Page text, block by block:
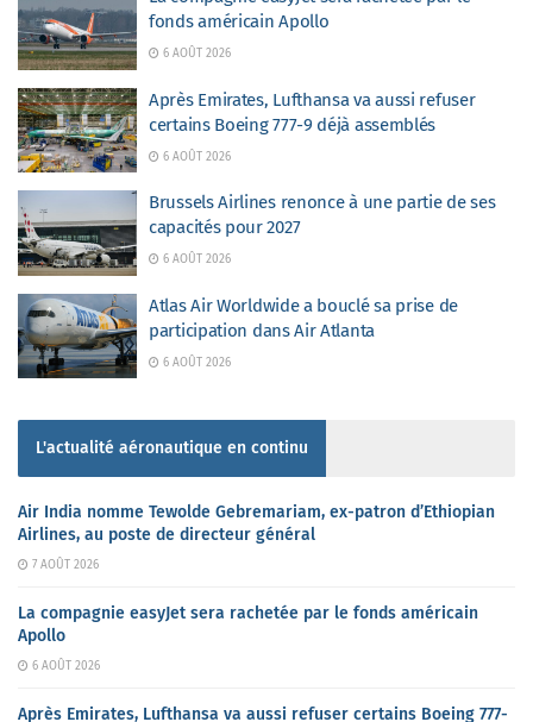
fonds américain Apollo
6 AOÛT 2026
Après Emirates, Lufthansa va aussi refuser
certains Boeing 777-9 déjà assemblés
6 AOÛT 2026
Brussels Airlines renonce à une partie de ses
capacités pour 2027
6 AOÛT 2026
Atlas Air Worldwide a bouclé sa prise de
participation dans Air Atlanta
6 AOÛT 2026
L'actualité aéronautique en continu
Air India nomme Tewolde Gebremariam, ex-patron d’Ethiopian
Airlines, au poste de directeur général
7 AOÛT 2026
La compagnie easyJet sera rachetée par le fonds américain
Apollo
6 AOÛT 2026
Après Emirates, Lufthansa va aussi refuser certains Boeing 777-